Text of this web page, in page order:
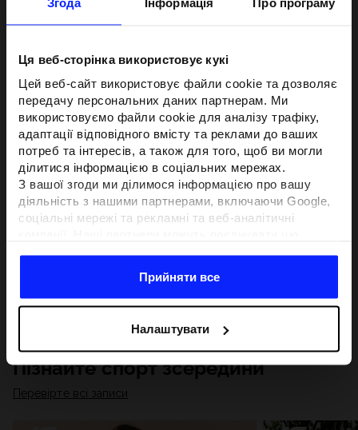
Ця веб-сторінка використовує кукі
Цей веб-сайт використовує файли cookie та дозволяє
передачу персональних даних партнерам. Ми
використовуємо файли cookie для аналізу трафіку,
адаптації відповідного вмісту та реклами до ваших
потреб та інтересів, а також для того, щоб ви могли
ділитися інформацією в соціальних мережах.
З вашої згоди ми ділимося інформацією про вашу
діяльність з нашими партнерами, включаючи Google,
соціальні мережі та рекламні та веб-аналітичні
отримують у результаті використання вами їхніх
послуг.З вашої згоди ми також можемо ділитися
з метою націлювання та покращення відображення
відповідної онлайн-реклами, проведення аналітики,
відповідності вмісту та вдосконалення рішень, які
пропонують наші партнери (наприклад, соціальні
мережі). Детальну інформацію можна знайти в нашій
та в розділі «Деталі».
Прийняти все
Налаштувати
Пізнайте спорт зсередини
Перевірте всі записи